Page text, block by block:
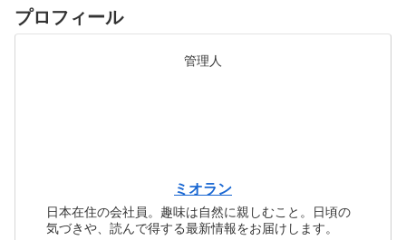
プロフィール
管理人
ミオラン
日本在住の会社員。趣味は自然に親しむこと。日頃の
気づきや、読んで得する最新情報をお届けします。